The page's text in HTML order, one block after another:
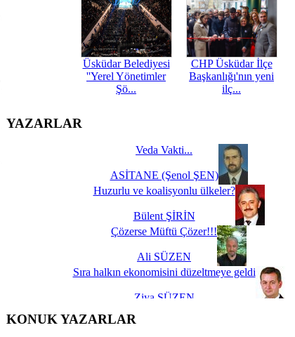
Üsküdar Belediyesi
''Yerel Yönetimler
Şö...
CHP Üsküdar İlçe
Başkanlığı'nın yeni
ilç...
YAZARLAR
Veda Vakti...
ASİTANE (Şenol ŞEN)
Huzurlu ve koalisyonlu ülkeler?
Bülent ŞİRİN
Çözerse Müftü Çözer!!!
Ali SÜZEN
Sıra halkın ekonomisini düzeltmeye geldi
Ziya SÜZEN
İşte Biz buyuz...
KONUK YAZARLAR